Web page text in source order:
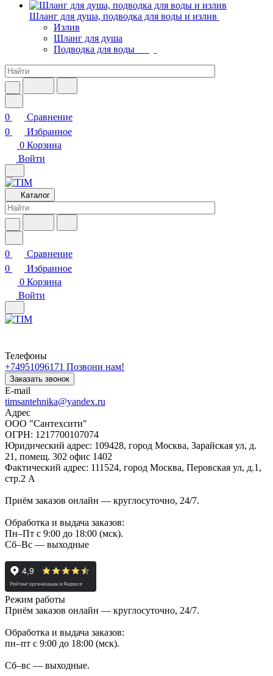
Шланг для душа, подводка для воды и излив
Излив
Шланг для душа
Подводка для воды
0
Сравнение
0
Избранное
0 Корзина
Войти
Каталог
0
Сравнение
0
Избранное
0 Корзина
Войти
Телефоны
+74951096171 Позвони нам!
Заказать звонок
E-mail
timsantehnika@yandex.ru
Адрес
ООО "Сантехсити"
ОГРН: 1217700107074
Юридический адрес: 109428, город Москва, Зарайская ул, д.
21, помещ. 302 офис 1402
Фактический адрес: 111524, город Москва, Перовская ул, д.1,
стр.2 А
Приём заказов онлайн — круглосуточно, 24/7.
Обработка и выдача заказов:
Пн–Пт с 9:00 до 18:00 (мск).
Сб–Вс — выходные
Режим работы
Приём заказов онлайн — круглосуточно, 24/7.
Обработка и выдача заказов:
пн–пт с 9:00 до 18:00 (мск).
Сб–вс — выходные.